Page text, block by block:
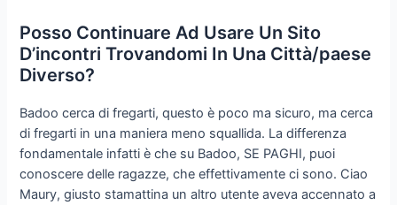
Posso Continuare Ad Usare Un Sito
D’incontri Trovandomi In Una Città/paese
Diverso?
Badoo cerca di fregarti, questo è poco ma sicuro, ma cerca
di fregarti in una maniera meno squallida. La differenza
fondamentale infatti è che su Badoo, SE PAGHI, puoi
conoscere delle ragazze, che effettivamente ci sono. Ciao
Maury, giusto stamattina un altro utente aveva accennato a